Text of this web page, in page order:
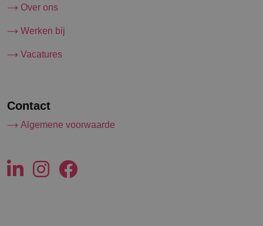
Over ons
Werken bij
Vacatures
Contact
Algemene voorwaarde